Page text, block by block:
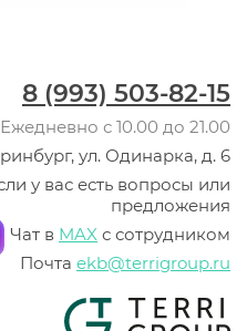
8 (993) 503-82-15
Ежедневно с 10.00 до 21.00
ул. Одинарка, д. 6
у вас есть вопросы или
предложения
Чат в MAX с сотрудником
Почта ekb@terrigroup.ru